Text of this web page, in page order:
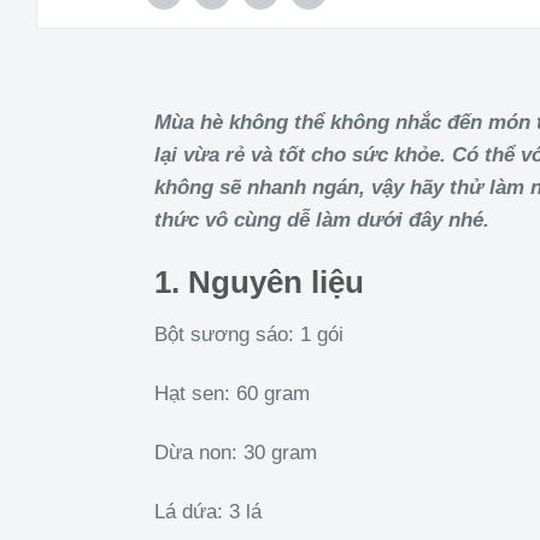
Mùa hè không thể không nhắc đến
lại vừa rẻ và tốt cho sức khỏe. Có thể
không sẽ nhanh ngán, vậy hãy thử làm
thức vô cùng dễ làm dưới đây nhé.
1. Nguyên liệu
Bột sương sáo: 1 gói
Hạt sen: 60 gram
Dừa non: 30 gram
Lá dứa: 3 lá